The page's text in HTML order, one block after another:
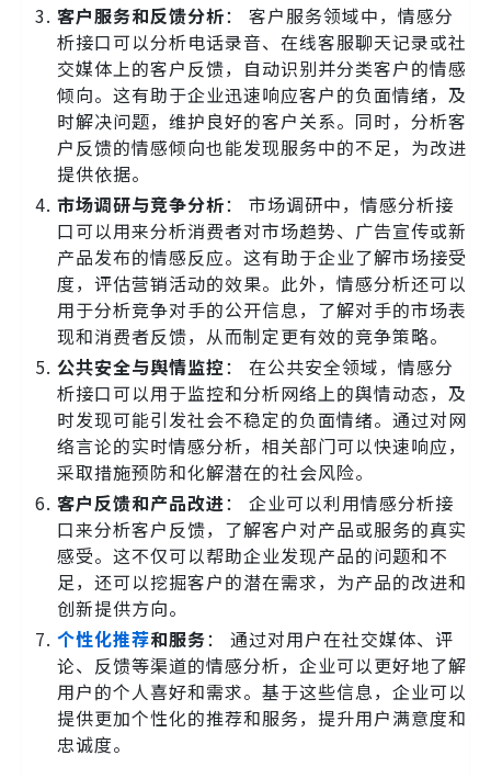
客户服务和反馈分析： 客户服务领域中，情感分
析接口可以分析电话录音、在线客服聊天记录或社
交媒体上的客户反馈，自动识别并分类客户的情感
倾向。这有助于企业迅速响应客户的负面情绪，及
时解决问题，维护良好的客户关系。同时，分析客
户反馈的情感倾向也能发现服务中的不足，为改进
提供依据。
市场调研与竞争分析： 市场调研中，情感分析接
口可以用来分析消费者对市场趋势、广告宣传或新
产品发布的情感反应。这有助于企业了解市场接受
度，评估营销活动的效果。此外，情感分析还可以
用于分析竞争对手的公开信息，了解对手的市场表
现和消费者反馈，从而制定更有效的竞争策略。
公共安全与舆情监控： 在公共安全领域，情感分
析接口可以用于监控和分析网络上的舆情动态，及
时发现可能引发社会不稳定的负面情绪。通过对网
络言论的实时情感分析，相关部门可以快速响应，
采取措施预防和化解潜在的社会风险。
客户反馈和产品改进： 企业可以利用情感分析接
口来分析客户反馈，了解客户对产品或服务的真实
感受。这不仅可以帮助企业发现产品的问题和不
足，还可以挖掘客户的潜在需求，为产品的改进和
创新提供方向。
个性化推荐和服务： 通过对用户在社交媒体、评
论、反馈等渠道的情感分析，企业可以更好地了解
用户的个人喜好和需求。基于这些信息，企业可以
提供更加个性化的推荐和服务，提升用户满意度和
忠诚度。